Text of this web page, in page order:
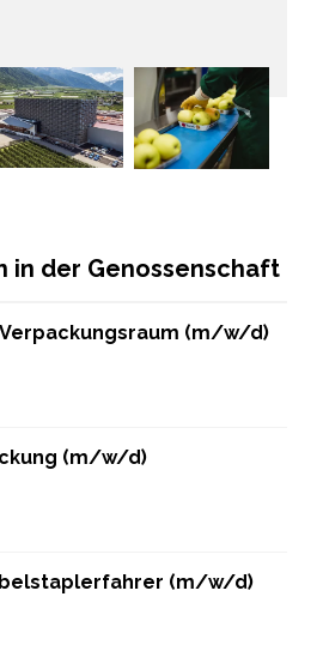
in der Genossenschaft
(m/w/d)
(m/w/d)
(m/w/d)